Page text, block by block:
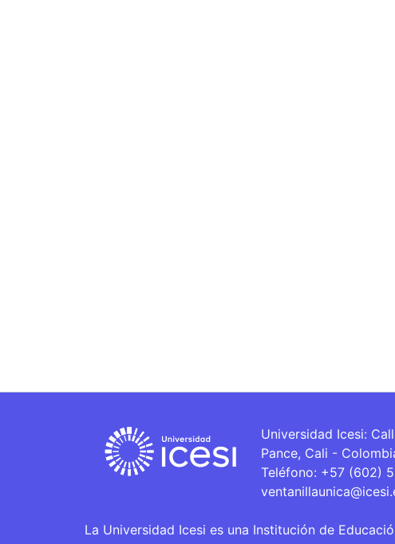
Universidad Icesi:
Pance, Cali -
Teléfono: +57 (602)
La Universidad Icesi es una Institución de